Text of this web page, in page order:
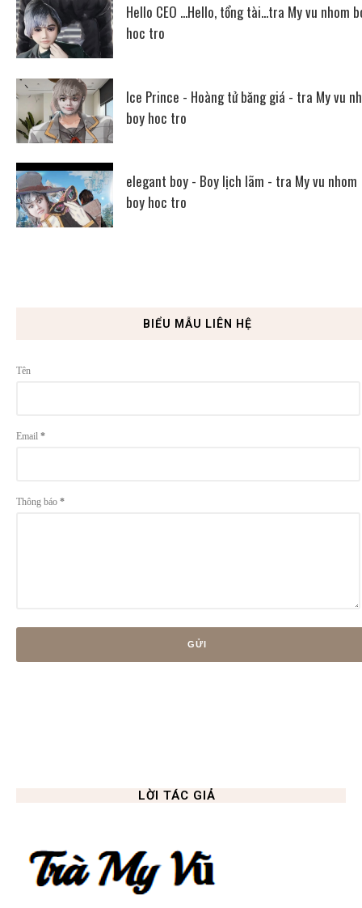
Hello CEO ...Hello, tổng tài...tra My vu nhom
hoc tro
Ice Prince - Hoàng tử băng giá - tra My vu
boy hoc tro
elegant boy - Boy lịch lãm - tra My vu nhom
boy hoc tro
BIỂU MẪU LIÊN HỆ
Tên
Email *
Thông báo *
LỜI TÁC GIẢ